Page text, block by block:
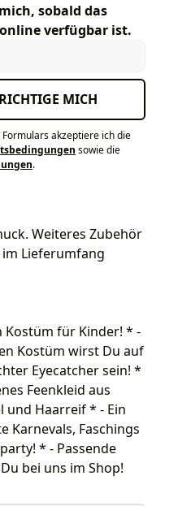
sobald das
verfügbar ist.
MICH
akzeptiere ich die
sowie die
.
Weiteres Zubehör
Lieferumfang
Kostüm für Kinder! * -
Kostüm wirst Du auf
Eyecatcher sein! *
Feenkleid aus
und Haarreif * - Ein
Karnevals, Faschings
* - Passende
bei uns im Shop!